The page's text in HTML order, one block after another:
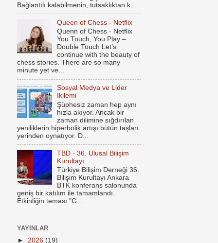
Bağlantılı kalabilmenin, tutsaklıktan k...
Queen of Chess - Netflix
Quenn of Chess - Netflix
You Touch, You Play –
Double Touch Let’s
continue with the beauty of
chess stories. There are so many
minute yet ve...
Sosyal Medya ve Lider
İkilemi
Şüphesiz zaman hep aynı
hızla akıyor. Ancak bir
zaman dilimine sığdırılan
yeniliklerin hiperbolik artışı bütün taşları
yerinden oynatıyor. D...
TBD - 36. Ulusal Bilişim
Kurultayı
Türkiye Bilişim Derneği 36.
Bilişim Kurultayı Ankara
BTK konferans salonunda
geniş bir katılım ile tamamlandı.
Etkinliğin teması "G...
YAYINLAR
► 2026 (19)